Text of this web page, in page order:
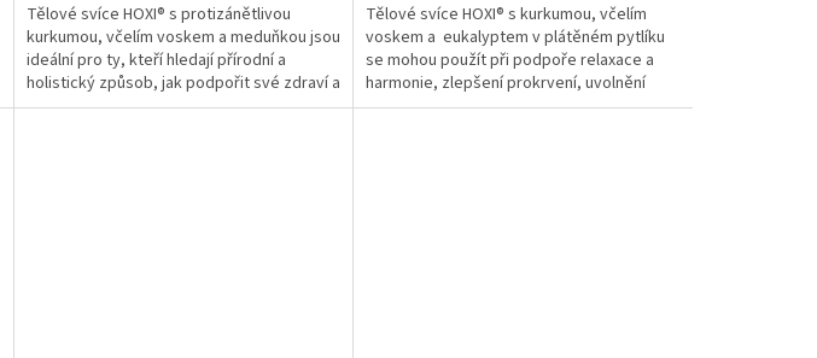
Tělové svíce HOXI® s protizánětlivou
kurkumou, včelím voskem a meduňkou jsou
ideální pro ty, kteří hledají přírodní a
holistický způsob, jak podpořit své zdraví a
pohodu....
Tělové svíce HOXI® s kurkumou, včelím
voskem a eukalyptem v plátěném pytlíku
se mohou použít při podpoře relaxace a
harmonie, zlepšení prokrvení, uvolnění
svalového...